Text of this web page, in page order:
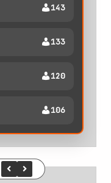
143
133
120
106